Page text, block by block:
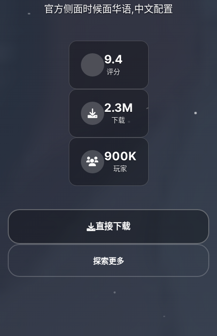
官方侧面时候面华语,中文配置
9.4
评分
2.3M
下载
900K
玩家
直接下载
探索更多